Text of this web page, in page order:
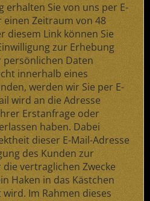
erhalten Sie von uns per E-
einen Zeitraum von 48
diesem Link können Sie
zur Erhebung
Daten
innerhalb eines
werden wir Sie per E-
wird an die Adresse
Erstanfrage oder
haben. Dabei
dieser E-Mail-Adresse
des Kunden zur
vertraglichen Zwecke
Haken in das Kästchen
Im Rahmen dieses